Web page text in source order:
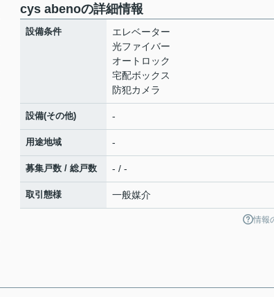
cys abenoの詳細情報
設備条件
エレベーター
光ファイバー
オートロック
宅配ボックス
防犯カメラ
設備(その他) -
用途地域 -
募集戸数 / 総戸数 - / -
取引態様 一般媒介
情報